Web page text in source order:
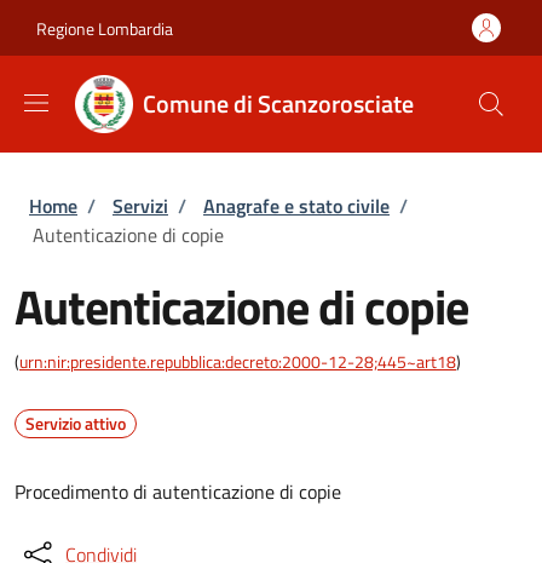
Regione Lombardia
Comune di Scanzorosciate
Briciole di pane
Home / Servizi / Anagrafe e stato civile /
Autenticazione di copie
Autenticazione di copie
(urn:nir:presidente.repubblica:decreto:2000-12-28;445~art18)
Servizio attivo
Procedimento di autenticazione di copie
Condividi